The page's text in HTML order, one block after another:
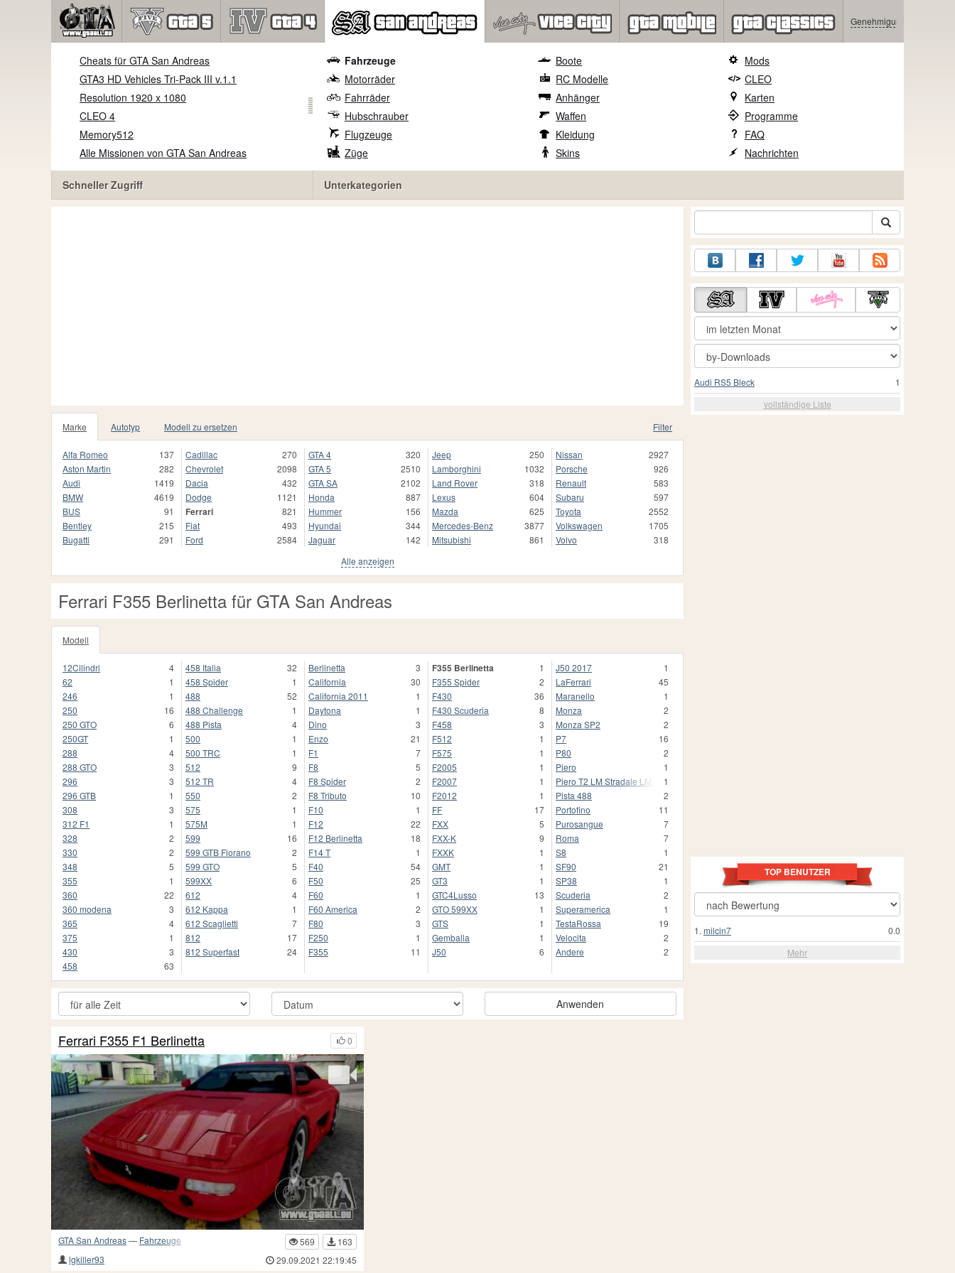
Genehmigung
Cheats für GTA San Andreas
GTA3 HD Vehicles Tri-Pack III v.1.1
Resolution 1920 x 1080
CLEO 4
Memory512
Alle Missionen von GTA San Andreas
Schneller Zugriff
Fahrzeuge
Motorräder
Fahrräder
Hubschrauber
Flugzeuge
Züge
Boote
RC Modelle
Anhänger
Waffen
Kleidung
Skins
Mods
CLEO
Karten
Programme
FAQ
Nachrichten
Unterkategorien
Marke Autotyp Modell zu ersetzen Filter
Alfa Romeo
137
Aston Martin
282
Audi
1419
BMW
4619
BUS
91
Bentley
215
Bugatti
291
Cadillac
270
Chevrolet
2098
Dacia
432
Dodge
1121
Ferrari
821
Fiat
493
Ford
2584
GTA 4
320
GTA 5
2510
GTA SA
2102
Honda
887
Hummer
156
Hyundai
344
Jaguar
142
Jeep
250
Lamborghini
1032
Land Rover
318
Lexus
604
Mazda
625
Mercedes-Benz
3877
Mitsubishi
861
Nissan
2927
Porsche
926
Renault
583
Subaru
597
Toyota
2552
Volkswagen
1705
Volvo
318
Alle anzeigen
Ferrari F355 Berlinetta für GTA San Andreas
Modell
12Cilindri
4
62
1
246
1
250
16
250 GTO
6
250GT
1
288
4
288 GTO
3
296
3
296 GTB
1
308
3
312 F1
1
328
2
330
2
348
5
355
1
360
22
360 modena
3
365
4
375
1
430
3
458
63
458 Italia
32
458 Spider
1
488
52
488 Challenge
1
488 Pista
4
500
1
500 TRC
1
512
9
512 TR
4
550
2
575
1
575M
1
599
16
599 GTB Fiorano
2
599 GTO
5
599XX
6
612
4
612 Kappa
1
612 Scaglietti
7
812
17
812 Superfast
24
Berlinetta
3
California
30
California 2011
1
Daytona
1
Dino
3
Enzo
21
F1
7
F8
5
F8 Spider
2
F8 Tributo
10
F10
1
F12
22
F12 Berlinetta
18
F14 T
1
F40
54
F50
25
F60
1
F60 America
2
F80
3
F250
1
F355
11
F355 Berlinetta
1
F355 Spider
2
F430
36
F430 Scuderia
8
F458
3
F512
1
F575
1
F2005
1
F2007
1
F2012
1
FF
17
FXX
5
FXX-K
9
FXXK
1
GMT
1
GT3
1
GTC4Lusso
13
GTO 599XX
1
GTS
1
Gemballa
1
J50
6
J50 2017
1
LaFerrari
45
Maranello
1
Monza
2
Monza SP2
2
P7
16
P80
2
Piero
1
Piero T2 LM Stradale LMP1
1
Pista 488
2
Portofino
11
Purosangue
7
Roma
7
S8
1
SF90
21
SP38
1
Scuderia
2
Superamerica
1
TestaRossa
19
Velocita
2
Andere
2
Anwenden
0
Ferrari F355 F1 Berlinetta
GTA San Andreas— Fahrzeuge 569
163
lgkiller93
29.09.2021 22:19:45
1
Audi RS5 Bleck
vollständige Liste
TOP BENUTZER
0.0
1. milcin7
Mehr